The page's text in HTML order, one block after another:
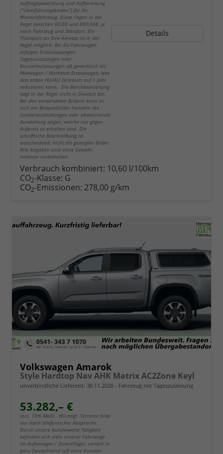
Auftragsabwicklung und Aufbereitung
("Überführungskosten") für Ihr
Wunschfahrzeug. Diese liegen in der
Regel zwischen 60,00 und 890,00€, je
nach Fahrzeug und Standort. Ein
Transport an Ihre Adresse ist in der
Regel möglich. Bei EU-Fahrzeugen
erfolgen Erstzulassungen,
Tageszulassungen oder
Kurzzeitzulassungen oft gewerblich als
Mietwagen / Werkstatt Ersatzwagen, was
den ersten HU/AU Zeitraum auf 1 Jahr
reduzieren kann. Die Betriebsanleitung
liegt in der Regel nicht in Deutsch bei.
Bei den verwendeten Bildern kann es
sich um Beispielbilder handeln die
Sonderausstattungen oder abweichende
Ausstattung zeigen, welche nur gegen
Aufpreis zu erhalten sind. Die
schriftliche Beschreibung ist
entscheidend, nicht die gezeigten Bilder.
Alle Angaben sind ohne Gewähr.
Irrtümer vorbehalten.
Details
Verbrauch kombiniert: 10,60 l/100km
CO2-Klasse: G
CO2-Emissionen: 278,00 g/km
Volkswagen Amarok
Style Hardtop Nav AHK Matrix AC2Zone Keyl
unverbindliche Lieferzeit: 30.11.2026 Fahrzeug mit Tageszulassung
53.282,– €
incl. 19% MwSt.. Wichtig!: Termine bitte
nur nach telefonischer Absprache.
Durch unsere bundesweite Tätigkeit,
befinden sich viele unserer Fahrzeuge
im Außenlager / Zentrallager, verteilt in
ganz Deutschland (oft ohne Kunden-